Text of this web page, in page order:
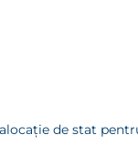
de stat